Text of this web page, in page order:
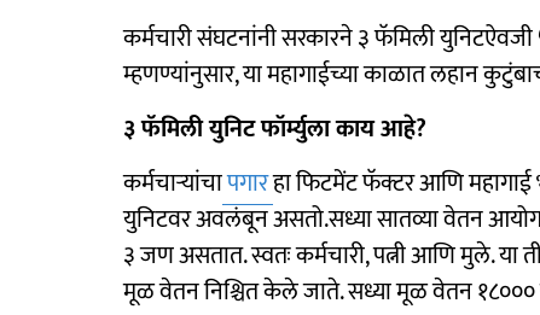
कर्मचारी संघटनांनी सरकारने ३ फॅमिली
म्हणण्यांनुसार, या महागाईच्या काळात लहान
३ फॅमिली युनिट फॉर्म्युला काय आहे?
कर्मचाऱ्यांचापगारहा फिटमेंट फॅक्टर आणि महागाई
युनिटवर अवलंबून असतो.सध्या सातव्या वेतन
३ जण असतात. स्वतः कर्मचारी, पत्नी आणि मुले. या
मूळ वेतन निश्चित केले जाते. सध्या मूळ वेतन